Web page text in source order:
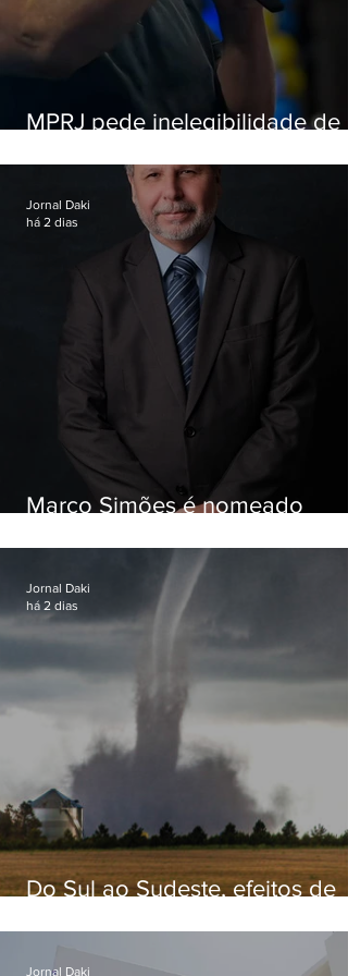
MPRJ pede inelegibilidade de
Marco Simões é nomeado
Jornal Daki
há 2 dias
Do Sul ao Sudeste, efeitos de
apreensão na população
Jornal Daki
há 2 dias
Jornal Daki